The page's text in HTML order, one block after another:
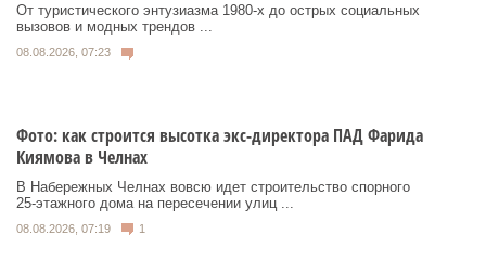
От туристического энтузиазма 1980‑х до острых социальных
вызовов и модных трендов ...
08.08.2026, 07:23
Фото: как строится высотка экс-директора ПАД Фарида
Киямова в Челнах
В Набережных Челнах вовсю идет строительство спорного
25‑этажного дома на пересечении улиц ...
08.08.2026, 07:19 1